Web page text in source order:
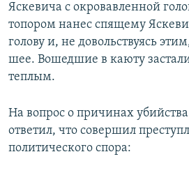
Яскевича с окровавленной
топором нанес спящему
голову и, не довольствуясь
шее. Вошедшие в каюту
теплым.
На вопрос о причинах
ответил, что совершил
политического спора: